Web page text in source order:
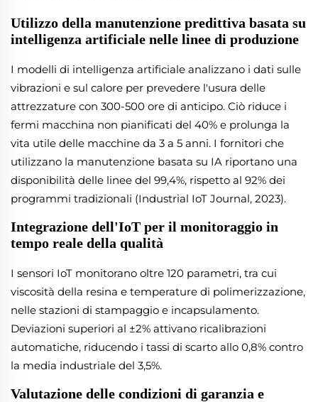
Utilizzo della manutenzione predittiva basata su
intelligenza artificiale nelle linee di produzione
I modelli di intelligenza artificiale analizzano i dati sulle
vibrazioni e sul calore per prevedere l'usura delle
attrezzature con 300-500 ore di anticipo. Ciò riduce i
fermi macchina non pianificati del 40% e prolunga la
vita utile delle macchine da 3 a 5 anni. I fornitori che
utilizzano la manutenzione basata su IA riportano una
disponibilità delle linee del 99,4%, rispetto al 92% dei
programmi tradizionali (Industrial IoT Journal, 2023).
Integrazione dell'IoT per il monitoraggio in
tempo reale della qualità
I sensori IoT monitorano oltre 120 parametri, tra cui
viscosità della resina e temperature di polimerizzazione,
nelle stazioni di stampaggio e incapsulamento.
Deviazioni superiori al ±2% attivano ricalibrazioni
automatiche, riducendo i tassi di scarto allo 0,8% contro
la media industriale del 3,5%.
Valutazione delle condizioni di garanzia e